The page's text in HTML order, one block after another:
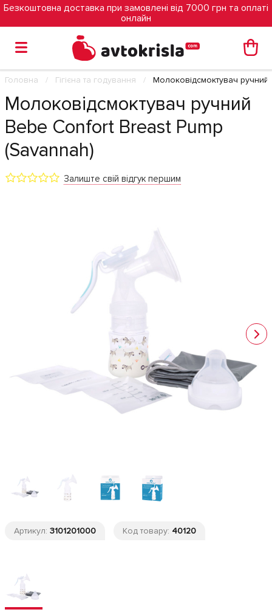
Безкоштовна доставка при замовлені від 7000 грн та оплаті
онлайн
Головна Гігієна та годування Молоковідсмоктувач
Молоковідсмоктувач ручний
Bebe Confort Breast Pump
(Savannah)
Залиште свій відгук першим
Артикул: 3101201000 Код товару: 40120